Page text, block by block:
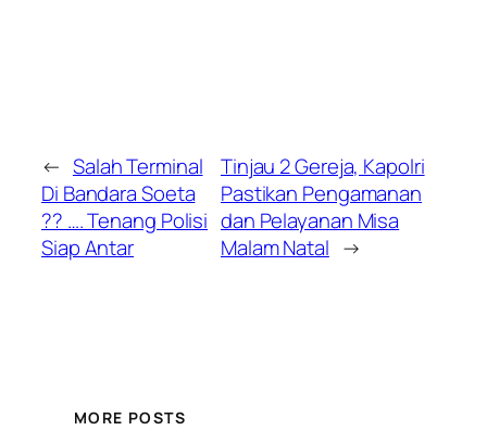
← Salah Terminal
Di Bandara Soeta
?? …. Tenang Polisi
Siap Antar
Tinjau 2 Gereja, Kapolri
Pastikan Pengamanan
dan Pelayanan Misa
Malam Natal →
MORE POSTS